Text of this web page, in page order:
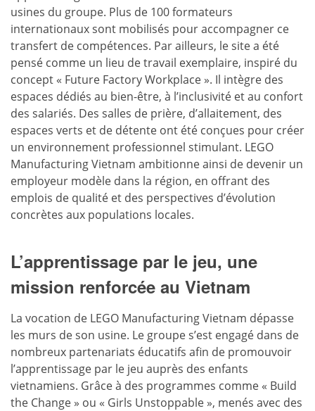
usines du groupe. Plus de 100 formateurs
internationaux sont mobilisés pour accompagner ce
transfert de compétences. Par ailleurs, le site a été
pensé comme un lieu de travail exemplaire, inspiré du
concept « Future Factory Workplace ». Il intègre des
espaces dédiés au bien-être, à l’inclusivité et au confort
des salariés. Des salles de prière, d’allaitement, des
espaces verts et de détente ont été conçues pour créer
un environnement professionnel stimulant. LEGO
Manufacturing Vietnam ambitionne ainsi de devenir un
employeur modèle dans la région, en offrant des
emplois de qualité et des perspectives d’évolution
concrètes aux populations locales.
L’apprentissage par le jeu, une
mission renforcée au Vietnam
La vocation de LEGO Manufacturing Vietnam dépasse
les murs de son usine. Le groupe s’est engagé dans de
nombreux partenariats éducatifs afin de promouvoir
l’apprentissage par le jeu auprès des enfants
vietnamiens. Grâce à des programmes comme « Build
the Change » ou « Girls Unstoppable », menés avec des